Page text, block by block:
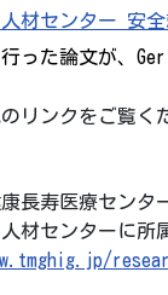
人材センター 安
行った論文が、
リンクをご覧く
長寿医療センタ
人材センターに所